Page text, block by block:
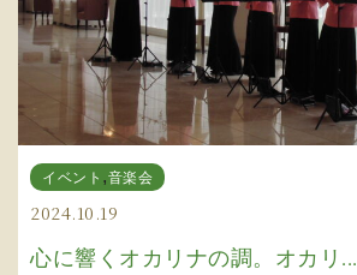
イベント ,音楽会
2024.10.19
心に響くオカリナの調。オカリ...